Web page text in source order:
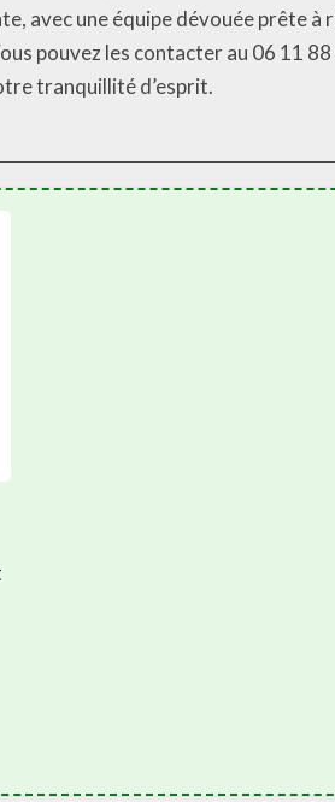
avec une équipe dévouée prête
pouvez les contacter au 06 11
tranquillité d’esprit.